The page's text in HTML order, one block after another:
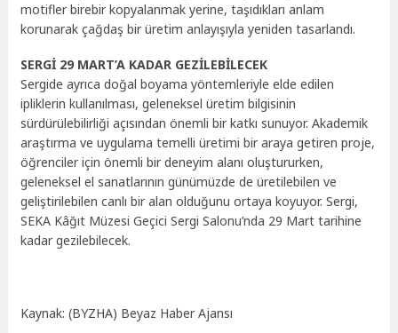
motifler birebir kopyalanmak yerine, taşıdıkları anlam
korunarak çağdaş bir üretim anlayışıyla yeniden tasarlandı.
SERGİ 29 MART’A KADAR GEZİLEBİLECEK
Sergide ayrıca doğal boyama yöntemleriyle elde edilen
ipliklerin kullanılması, geleneksel üretim bilgisinin
sürdürülebilirliği açısından önemli bir katkı sunuyor. Akademik
araştırma ve uygulama temelli üretimi bir araya getiren proje,
öğrenciler için önemli bir deneyim alanı oluştururken,
geleneksel el sanatlarının günümüzde de üretilebilen ve
geliştirilebilen canlı bir alan olduğunu ortaya koyuyor. Sergi,
SEKA Kâğıt Müzesi Geçici Sergi Salonu’nda 29 Mart tarihine
kadar gezilebilecek.
Kaynak: (BYZHA) Beyaz Haber Ajansı